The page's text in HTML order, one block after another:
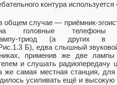
контура
общем случае — приёмник-
телефоны
триод (а других в
Б), едва слышный
применив же две
и слушать
же самая местная станция,
усиливать ещё и высокую